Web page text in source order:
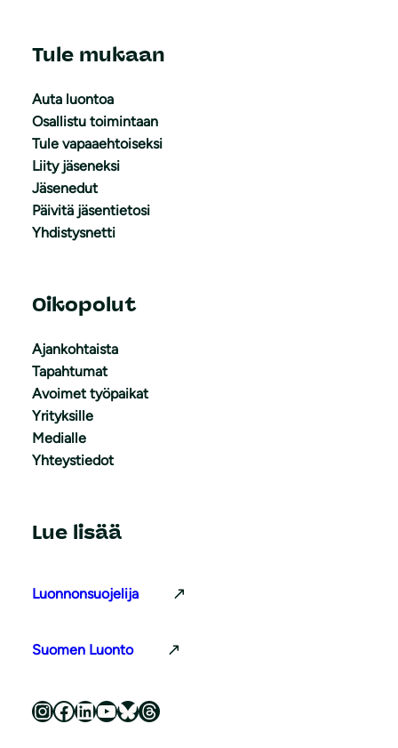
Tule mukaan
Auta luontoa
Osallistu toimintaan
Tule vapaaehtoiseksi
Liity jäseneksi
Jäsenedut
Päivitä jäsentietosi
Yhdistysnetti
Oikopolut
Ajankohtaista
Tapahtumat
Avoimet työpaikat
Yrityksille
Medialle
Yhteystiedot
Lue lisää
Luonnonsuojelija
Suomen Luonto
Luonnonsuojeluliitto Instagramissa Luonnonsuojeluliitto Facebookissa Luonnonsuojeluliitto LinkedInissä Luonnonsuojeluliiton YouTube-kanava Luonnonsuojeluliitto Blueskyssa Luonnonsuojeluliitto Threadsissa